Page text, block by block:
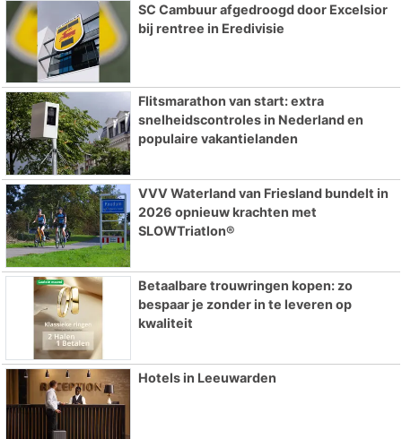
SC Cambuur afgedroogd door Excelsior
bij rentree in Eredivisie
Flitsmarathon van start: extra
snelheidscontroles in Nederland en
populaire vakantielanden
VVV Waterland van Friesland bundelt in
2026 opnieuw krachten met
SLOWTriatlon®
Betaalbare trouwringen kopen: zo
bespaar je zonder in te leveren op
kwaliteit
Hotels in Leeuwarden